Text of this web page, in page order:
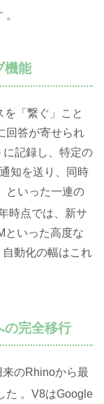
。
機能
「繋ぐ」こと
回答が寄せられ
記録し、特定の
知を送り、同時
といった一連の
時点では、新サ
といった高度な
動化の幅はこれ
の完全移行
のRhinoから最
た 。V8はGoogle